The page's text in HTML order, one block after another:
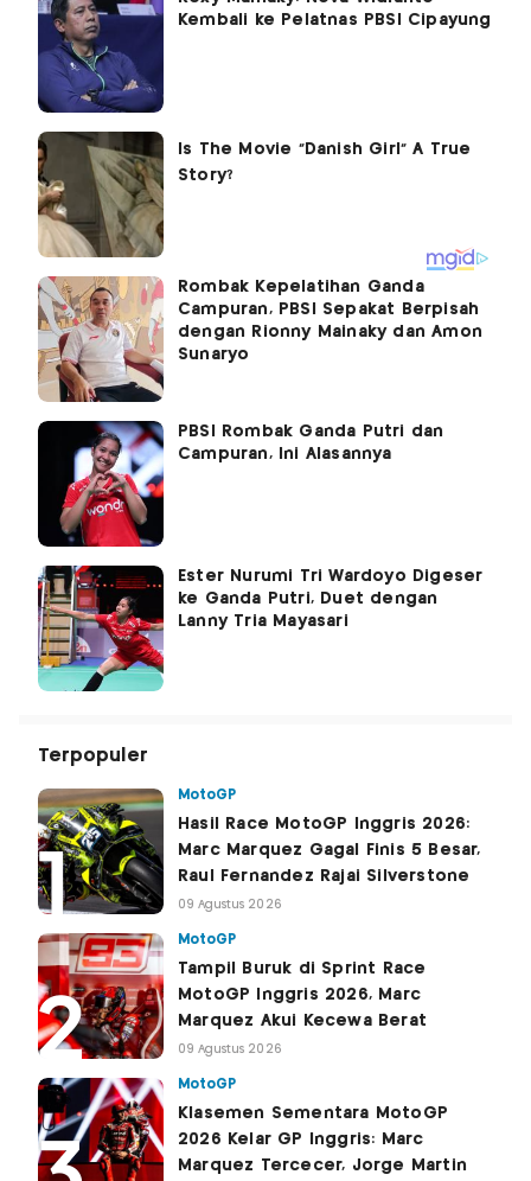
Kembali ke Pelatnas PBSI Cipayung
Rombak Kepelatihan Ganda
Campuran, PBSI Sepakat Berpisah
dengan Rionny Mainaky dan Amon
Sunaryo
PBSI Rombak Ganda Putri dan
Campuran, Ini Alasannya
Ester Nurumi Tri Wardoyo Digeser
ke Ganda Putri, Duet dengan
Lanny Tria Mayasari
Terpopuler
MotoGP
Hasil Race MotoGP Inggris 2026:
Marc Marquez Gagal Finis 5 Besar,
Raul Fernandez Rajai Silverstone
09 Agustus 2026
MotoGP
Tampil Buruk di Sprint Race
MotoGP Inggris 2026, Marc
Marquez Akui Kecewa Berat
09 Agustus 2026
MotoGP
Klasemen Sementara MotoGP
2026 Kelar GP Inggris: Marc
Marquez Tercecer, Jorge Martin